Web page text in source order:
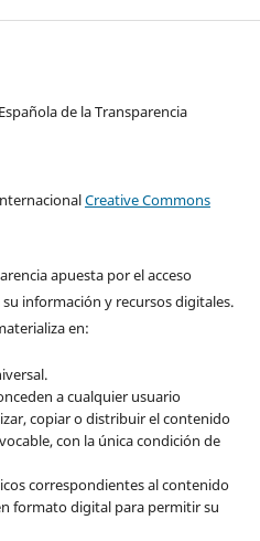
de la Transparencia
Creative Commons
apuesta por el acceso
información y recursos digitales.
en:
a cualquier usuario
copiar o distribuir el contenido
con la única condición de
correspondientes al contenido
formato digital para permitir su